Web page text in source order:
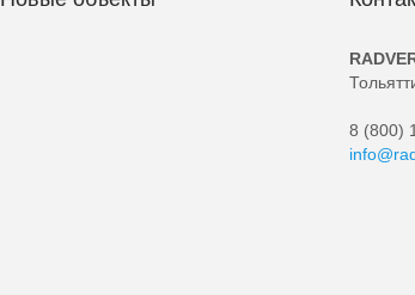
8 (800)